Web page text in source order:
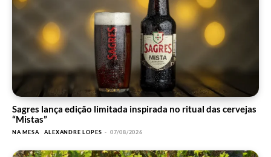
Sagres lança edição limitada inspirada no ritual das cervejas
“Mistas”
NA MESA ALEXANDRE LOPES - 07/08/2026